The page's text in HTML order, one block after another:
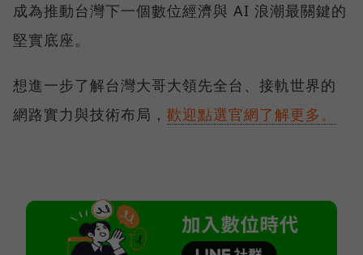
成為推動台灣下一個數位經濟與 AI 浪潮最關鍵的
堅實底座。
想進一步了解台灣大哥大領先全台、接軌世界的
網路實力與技術布局， 歡迎點選官網了解更多。